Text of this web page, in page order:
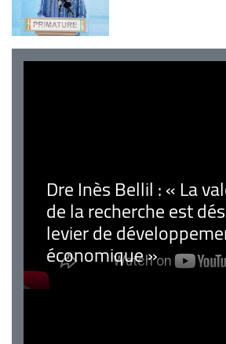
Dre Inès Bellil : « La
de la recherche est
levier de
économique »